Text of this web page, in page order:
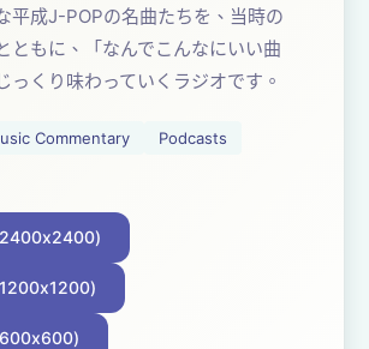
平成J-POPの名曲たちを、当時の
ともに、「なんでこんなにいい曲
っくり味わっていくラジオです。
Commentary
Podcasts